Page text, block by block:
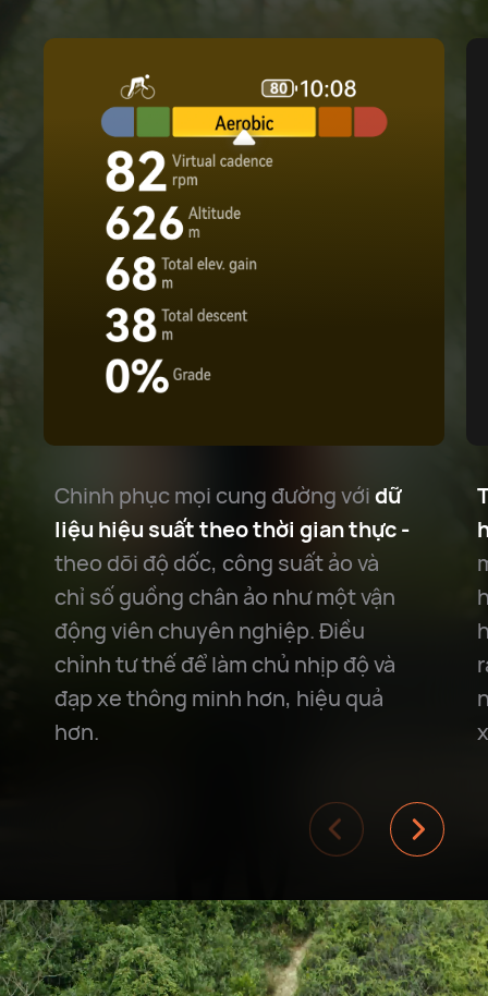
Chinh phục mọi cung đường vớidữ
liệu hiệu suất theo thời gian thực -
theo dõi độ dốc, công suất ảo và
chỉ số guồng chân ảo như một vận
động viên chuyên nghiệp. Điều
chỉnh tư thế để làm chủ nhịp độ và
đạp xe thông minh hơn, hiệu quả
hơn.